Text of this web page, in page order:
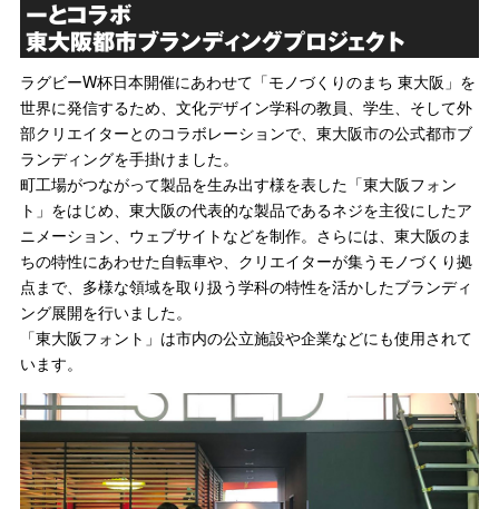
ーとコラボ
東大阪都市ブランディングプロジェクト
ラグビーW杯日本開催にあわせて「モノづくりのまち 東大阪」を
世界に発信するため、文化デザイン学科の教員、学生、そして外
部クリエイターとのコラボレーションで、東大阪市の公式都市ブ
ランディングを手掛けました。
町工場がつながって製品を生み出す様を表した「東大阪フォン
ト」をはじめ、東大阪の代表的な製品であるネジを主役にしたア
ニメーション、ウェブサイトなどを制作。さらには、東大阪のま
ちの特性にあわせた自転車や、クリエイターが集うモノづくり拠
点まで、多様な領域を取り扱う学科の特性を活かしたブランディ
ング展開を行いました。
「東大阪フォント」は市内の公立施設や企業などにも使用されて
います。